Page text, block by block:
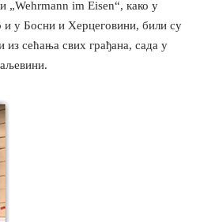
„Wehrmann im Eisen“, како у
и у Босни и Херцеговини, били су
сећања свих грађана, сада у